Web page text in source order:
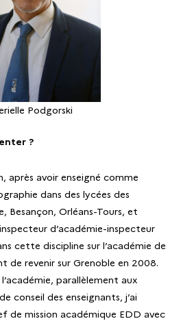
Podgorski
?
après avoir enseigné comme
dans des lycées des
Besançon, Orléans-Tours, et
d’académie-inspecteur
cette discipline sur l’académie de
de revenir sur Grenoble en 2008.
parallèlement aux
conseil des enseignants, j’ai
de mission académique EDD avec